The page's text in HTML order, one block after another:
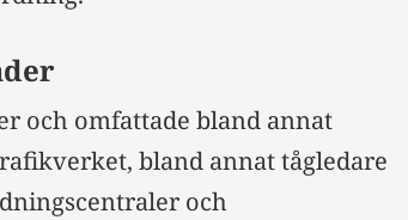
och omfattade bland annat
bland annat tågledare
och